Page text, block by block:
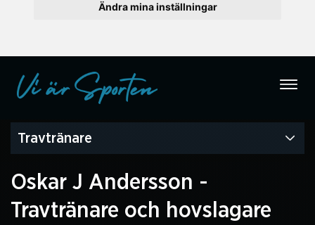
Ändra mina inställningar
Travtränare
Oskar J Andersson -
Travtränare och hovslagare